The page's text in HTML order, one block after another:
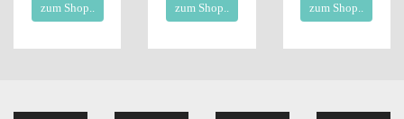
zum Shop.. zum Shop.. zum Shop..